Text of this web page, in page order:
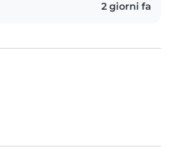
2 giorni fa